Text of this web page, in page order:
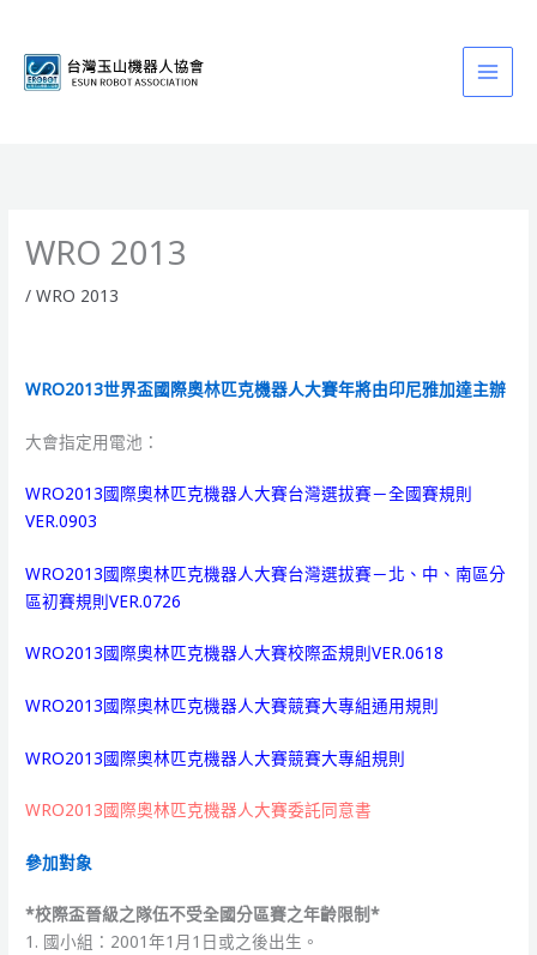
WRO 2013
/WRO 2013
WRO2013世界盃國際奧林匹克機器人大賽年將由印尼雅加達主辦
大會指定用電池：
WRO2013國際奧林匹克機器人大賽台灣選拔賽－全國賽規則
VER.0903
WRO2013國際奧林匹克機器人大賽台灣選拔賽－北、中、南區分
區初賽規則VER.0726
WRO2013國際奧林匹克機器人大賽校際盃規則VER.0618
WRO2013國際奧林匹克機器人大賽競賽大專組通用規則
WRO2013國際奧林匹克機器人大賽競賽大專組規則
WRO2013國際奧林匹克機器人大賽委託同意書
參加對象
*校際盃晉級之隊伍不受全國分區賽之年齡限制*
1. 國小組：2001年1月1日或之後出生。